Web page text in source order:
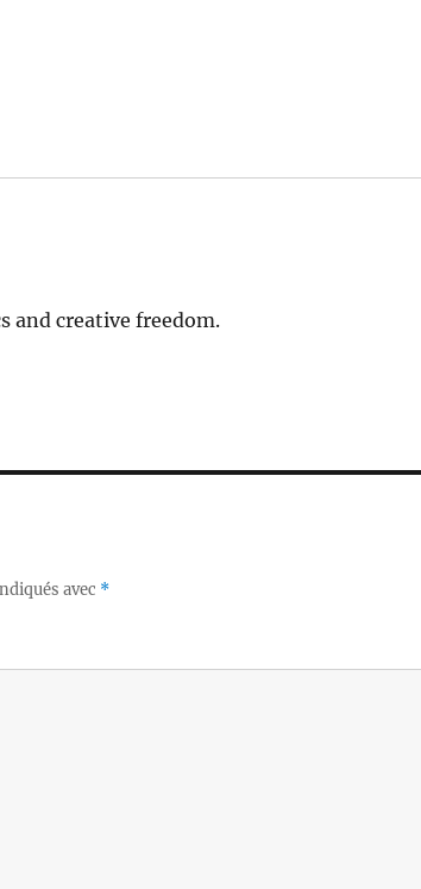
and creative freedom.
avec *